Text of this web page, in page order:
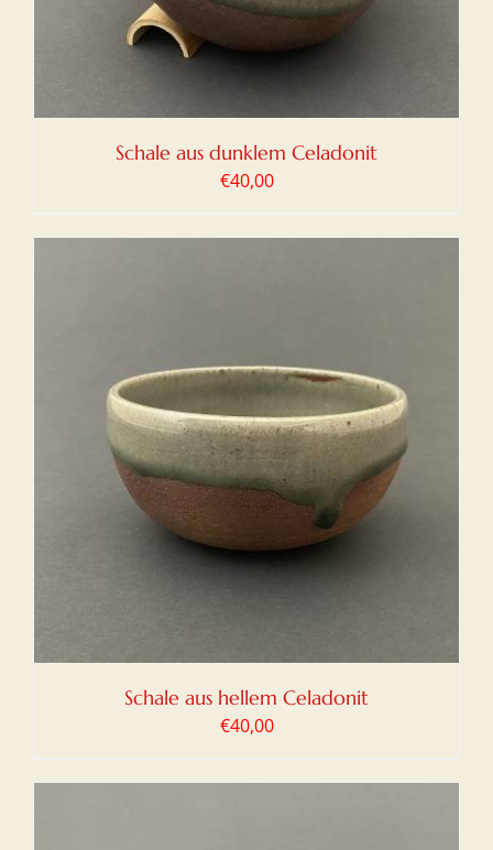
Schale aus dunklem Celadonit
€40,00
Schale aus hellem Celadonit
€40,00